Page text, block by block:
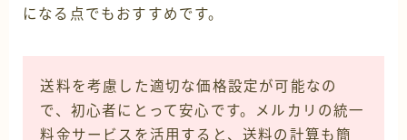
になる点でもおすすめです。
送料を考慮した適切な価格設定が可能なの
で、初心者にとって安心です。メルカリの統一
料金サービスを活用すると、送料の計算も簡